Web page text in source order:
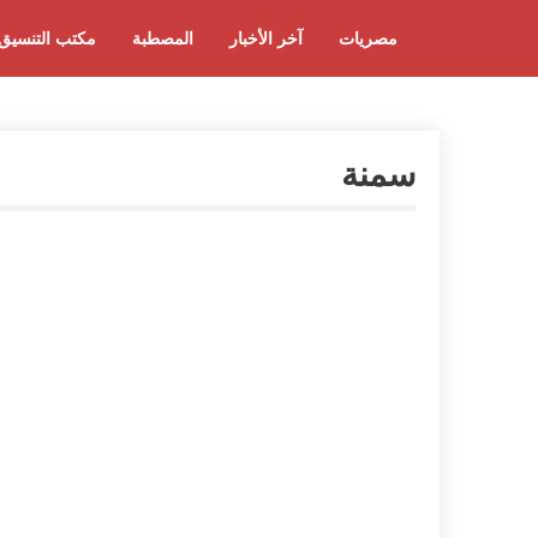
مكتب المصطبة آخر الأخبار مصريات
سمنة